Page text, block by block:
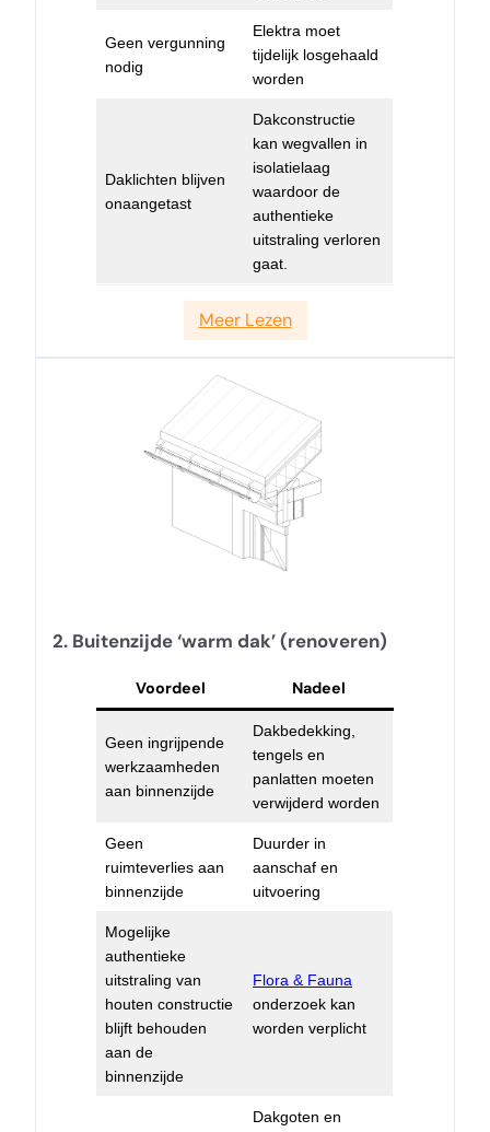
Geen vergunning
nodig
Elektra moet
tijdelijk losgehaald
worden
Daklichten blijven
onaangetast
Dakconstructie
kan wegvallen in
isolatielaag
waardoor de
authentieke
uitstraling verloren
gaat.
Meer Lezen
2. Buitenzijde ‘warm dak’ (renoveren)
Voordeel Nadeel
Geen ingrijpende
werkzaamheden
aan binnenzijde
Dakbedekking,
tengels en
panlatten moeten
verwijderd worden
Geen
ruimteverlies aan
binnenzijde
Duurder in
aanschaf en
uitvoering
Mogelijke
authentieke
uitstraling van
houten constructie
blijft behouden
aan de
binnenzijde
Flora & Fauna
onderzoek kan
worden verplicht
Dakgoten en